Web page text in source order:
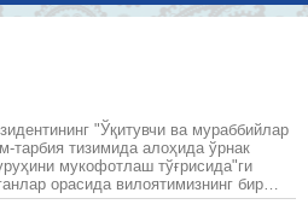
"Ўқитувчи ва мураббийлар
тарбия тизимида алоҳида ўрнак
мукофотлаш тўғрисида"ги
орасида вилоятимизнинг бир…